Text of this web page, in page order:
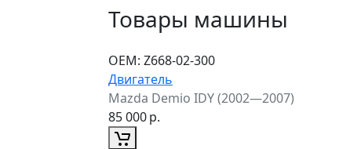
Товары машины
ОЕМ: Z668-02-300
Двигатель
Mazda Demio IDY (2002—2007)
85 000р.